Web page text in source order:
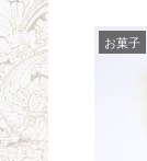
お菓子